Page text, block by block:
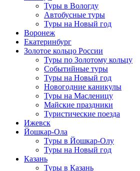
Туры в Вологду
Автобусные туры
Туры на Новый год
Воронеж
Екатеринбург
Золотое кольцо России
Туры по Золотому кольцу
Событийные туры
Туры на Новый год
Новогодние каникулы
Туры на Масленицу
Майские праздники
Туристические поезда
Ижевск
Йошкар-Ола
Туры в Йошкар-Олу
Туры на Новый год
Казань
Туры в Казань